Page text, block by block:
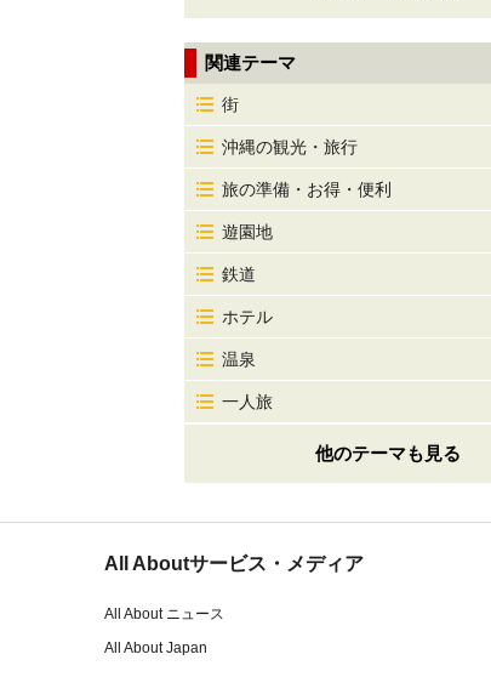
関連テーマ
街
沖縄の観光・旅行
旅の準備・お得・便利
遊園地
鉄道
ホテル
温泉
一人旅
他のテーマも見る
All Aboutサービス・メディア
All About ニュース
All About Japan